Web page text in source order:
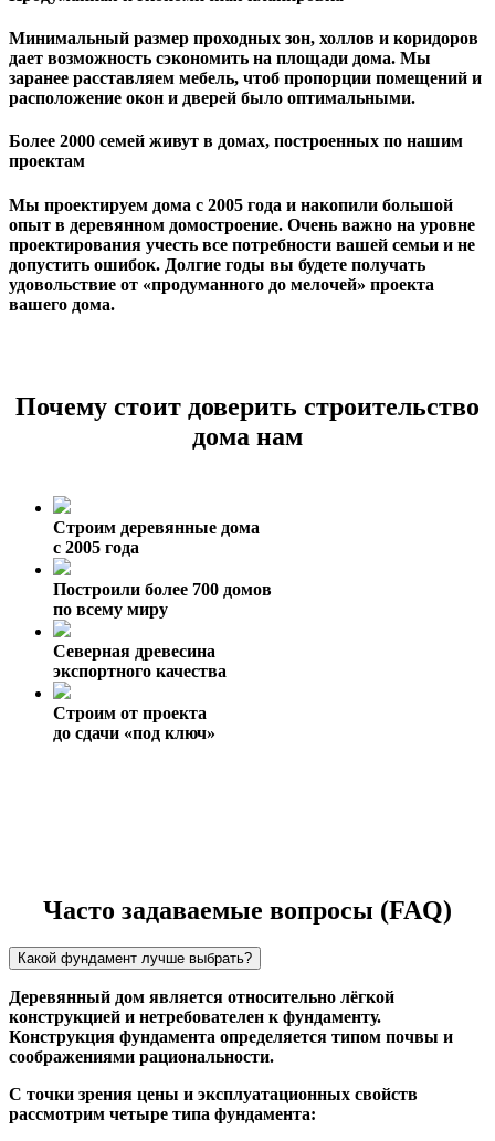
Минимальный размер проходных зон, холлов и коридоров
дает возможность сэкономить на площади дома. Мы
заранее расставляем мебель, чтоб пропорции помещений и
расположение окон и дверей было оптимальными.
Более 2000 семей живут в домах, построенных по нашим
проектам
Мы проектируем дома с 2005 года и накопили большой
опыт в деревянном домостроение. Очень важно на уровне
проектирования учесть все потребности вашей семьи и не
допустить ошибок. Долгие годы вы будете получать
удовольствие от «продуманного до мелочей» проекта
вашего дома.
Почему стоит доверить строительство
дома нам
Строим деревянные дома
с 2005 года
Построили более 700 домов
по всему миру
Северная древесина
экспортного качества
Строим от проекта
до сдачи «под ключ»
Часто задаваемые вопросы (FAQ)
Какой фундамент лучше выбрать?
Деревянный дом является относительно лёгкой
конструкцией и нетребователен к фундаменту.
Конструкция фундамента определяется типом почвы и
соображениями рациональности.
С точки зрения цены и эксплуатационных свойств
рассмотрим четыре типа фундамента: